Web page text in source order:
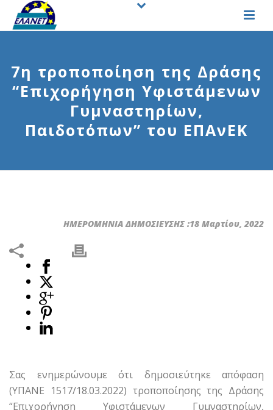
7η τροποποίηση της Δράσης
“Επιχορήγηση Υφιστάμενων
Γυμναστηρίων,
Παιδοτόπων” του ΕΠΑνΕΚ
ΗΜΕΡΟΜΗΝΙΑ ΔΗΜΟΣΙΕΥΣΗΣ :18 Μαρτίου, 2022
Σας ενημερώνουμε ότι δημοσιεύτηκε απόφαση
(ΥΠΑΝΕ 1517/18.03.2022) τροποποίησης της Δράσης
“Επιχορήγηση Υφιστάμενων Γυμναστηρίων,